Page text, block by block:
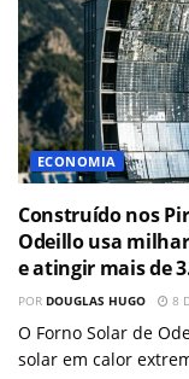
ECONOMIA
Construído nos
Odeillo usa
e atingir mais de
POR DOUGLAS HUGO 8
O Forno Solar de
solar em calor